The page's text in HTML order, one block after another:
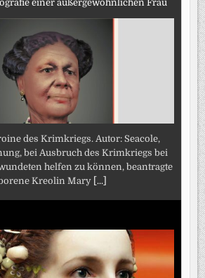
einer außergewöhnlichen Frau
des Krimkriegs. Autor: Seacole,
bei Ausbruch des Krimkriegs bei
helfen zu können, beantragte
Kreolin Mary [...]